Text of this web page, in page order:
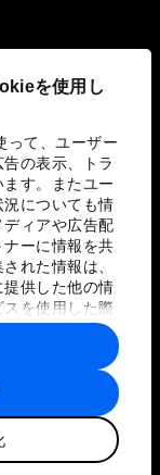
を使用し
って、ユーザー
の表示、トラ
す。またユー
についても情
ィアや広告配
ーに情報を共
れた情報は、
供した他の情
を使用した際
わされ、各パー
とがありま
規約
ム